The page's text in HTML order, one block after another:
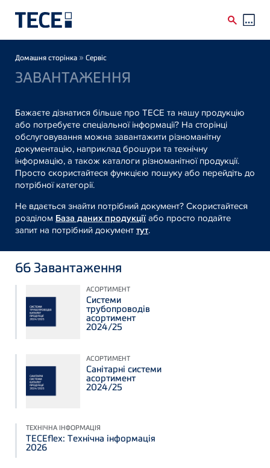
Breadcrumb
Домашня сторінка » Сервіс
ЗАВАНТАЖЕННЯ
Бажаєте дізнатися більше про TECE та нашу продукцію
або потребуєте спеціальної інформації? На сторінці
обслуговування можна завантажити різноманітну
документацію, наприклад брошури та технічну
інформацію, а також каталоги різноманітної продукції.
Просто скористайтеся функцією пошуку або перейдіть до
потрібної категорії.
Не вдається знайти потрібний документ? Скористайтеся
розділом База даних продукціїабо просто подайте
запит на потрібний документтут.
66Завантаження
АСОРТИМЕНТ
Системи
трубопроводів
асортимент
2024/25
АСОРТИМЕНТ
Санітарні системи
асортимент
2024/25
ТЕХНІЧНА ІНФОРМАЦІЯ
TECEflex: Технічна інформація
2026